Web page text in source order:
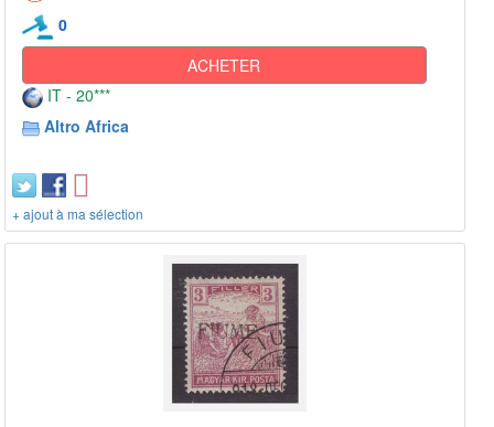
0
ACHETER
IT - 20***
Altro Africa
+ ajout à ma sélection